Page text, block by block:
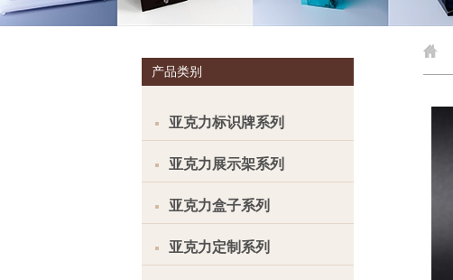
产品类别
亚克力标识牌系列
亚克力展示架系列
亚克力盒子系列
亚克力定制系列